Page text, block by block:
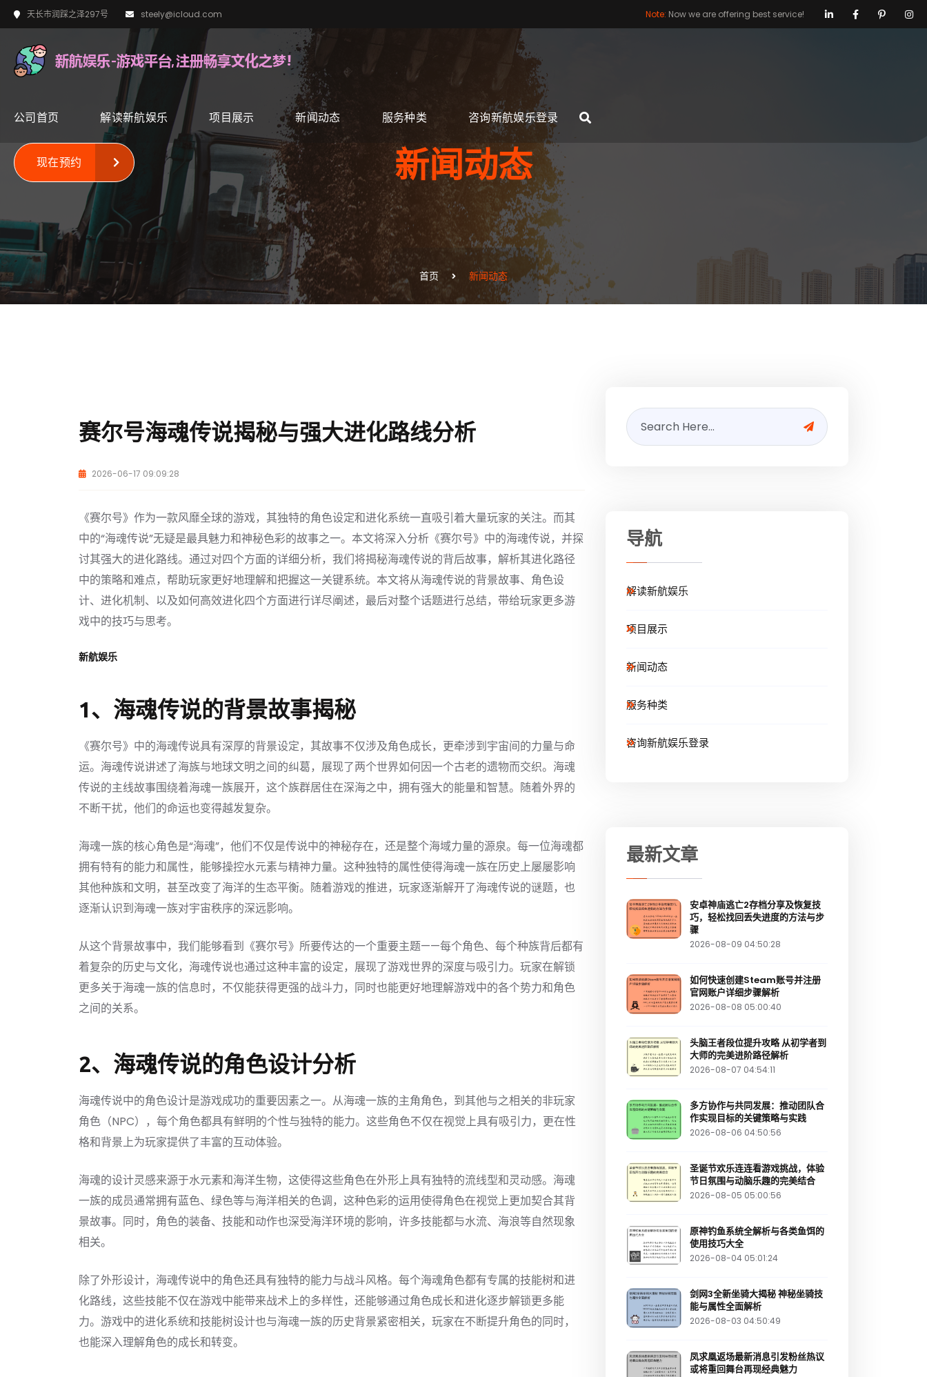
天长市润踩之泽297号 steely@icloud.com Note: Now we are offering best service!
公司首页 解读新航娱乐 项目展示 新闻动态 服务种类 咨询新航娱乐登录
现在预约 新闻动态
首页 新闻动态
赛尔号海魂传说揭秘与强大进化路线分析
2026-06-17 09:09:28
《赛尔号》作为一款风靡全球的游戏，其独特的角色设定和进化系统一直吸引着大量玩家的关注。而其
中的“海魂传说”无疑是最具魅力和神秘色彩的故事之一。本文将深入分析《赛尔号》中的海魂传说，并探
讨其强大的进化路线。通过对四个方面的详细分析，我们将揭秘海魂传说的背后故事，解析其进化路径
中的策略和难点，帮助玩家更好地理解和把握这一关键系统。本文将从海魂传说的背景故事、角色设
计、进化机制、以及如何高效进化四个方面进行详尽阐述，最后对整个话题进行总结，带给玩家更多游
戏中的技巧与思考。
新航娱乐
1、海魂传说的背景故事揭秘
《赛尔号》中的海魂传说具有深厚的背景设定，其故事不仅涉及角色成长，更牵涉到宇宙间的力量与命
运。海魂传说讲述了海族与地球文明之间的纠葛，展现了两个世界如何因一个古老的遗物而交织。海魂
传说的主线故事围绕着海魂一族展开，这个族群居住在深海之中，拥有强大的能量和智慧。随着外界的
不断干扰，他们的命运也变得越发复杂。
海魂一族的核心角色是“海魂”，他们不仅是传说中的神秘存在，还是整个海域力量的源泉。每一位海魂都
拥有特有的能力和属性，能够操控水元素与精神力量。这种独特的属性使得海魂一族在历史上屡屡影响
其他种族和文明，甚至改变了海洋的生态平衡。随着游戏的推进，玩家逐渐解开了海魂传说的谜题，也
逐渐认识到海魂一族对宇宙秩序的深远影响。
从这个背景故事中，我们能够看到《赛尔号》所要传达的一个重要主题——每个角色、每个种族背后都有
着复杂的历史与文化，海魂传说也通过这种丰富的设定，展现了游戏世界的深度与吸引力。玩家在解锁
更多关于海魂一族的信息时，不仅能获得更强的战斗力，同时也能更好地理解游戏中的各个势力和角色
之间的关系。
2、海魂传说的角色设计分析
海魂传说中的角色设计是游戏成功的重要因素之一。从海魂一族的主角角色，到其他与之相关的非玩家
角色（NPC），每个角色都具有鲜明的个性与独特的能力。这些角色不仅在视觉上具有吸引力，更在性
格和背景上为玩家提供了丰富的互动体验。
海魂的设计灵感来源于水元素和海洋生物，这使得这些角色在外形上具有独特的流线型和灵动感。海魂
一族的成员通常拥有蓝色、绿色等与海洋相关的色调，这种色彩的运用使得角色在视觉上更加契合其背
景故事。同时，角色的装备、技能和动作也深受海洋环境的影响，许多技能都与水流、海浪等自然现象
相关。
除了外形设计，海魂传说中的角色还具有独特的能力与战斗风格。每个海魂角色都有专属的技能树和进
化路线，这些技能不仅在游戏中能带来战术上的多样性，还能够通过角色成长和进化逐步解锁更多能
力。游戏中的进化系统和技能树设计也与海魂一族的历史背景紧密相关，玩家在不断提升角色的同时，
也能深入理解角色的成长和转变。
导航
解读新航娱乐
项目展示
新闻动态
服务种类
咨询新航娱乐登录
最新文章
安卓神庙逃亡2存档分享及恢复技
巧，轻松找回丢失进度的方法与步
骤
2026-08-09 04:50:28
如何快速创建Steam账号并注册
官网账户详细步骤解析
2026-08-08 05:00:40
头脑王者段位提升攻略 从初学者到
大师的完美进阶路径解析
2026-08-07 04:54:11
多方协作与共同发展：推动团队合
作实现目标的关键策略与实践
2026-08-06 04:50:56
圣诞节欢乐连连看游戏挑战，体验
节日氛围与动脑乐趣的完美结合
2026-08-05 05:00:56
原神钓鱼系统全解析与各类鱼饵的
使用技巧大全
2026-08-04 05:01:24
剑网3全新坐骑大揭秘 神秘坐骑技
能与属性全面解析
2026-08-03 04:50:49
凤求凰返场最新消息引发粉丝热议
或将重回舞台再现经典魅力